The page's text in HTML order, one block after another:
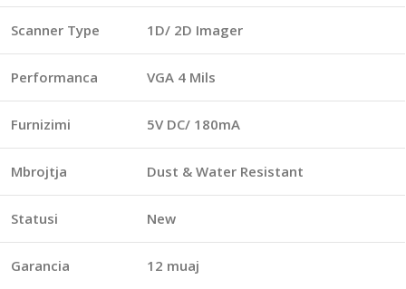
Scanner Type 1D/ 2D Imager
Performanca VGA 4 Mils
Furnizimi 5V DC/ 180mA
Mbrojtja Dust & Water Resistant
Statusi New
Garancia 12 muaj